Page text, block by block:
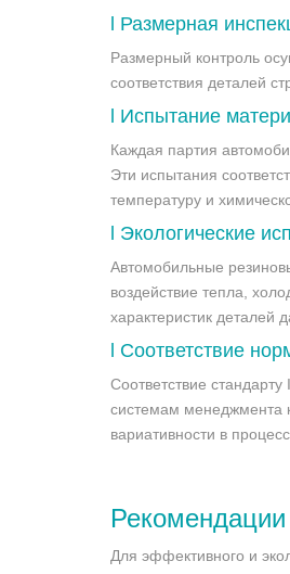
Размерная
Размерный контроль
соответствия деталей
Испытание
Каждая партия
Эти испытания
температуру и
Экологические
Автомобильные
воздействие тепла,
характеристик деталей
Соответствие
Соответствие
системам менеджмента
вариативности в
Для эффективного и